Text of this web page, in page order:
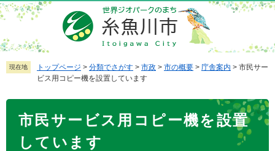
ペ
ー
ジ
の
先
メ
ニ
ュ
ー
を現在地 トップページ > 分類でさがす > 市政 > 市の概要 > 庁舎案内 > 市民サー
ビス用コピー機を設置しています
市民サービス用コピー機を設置
しています